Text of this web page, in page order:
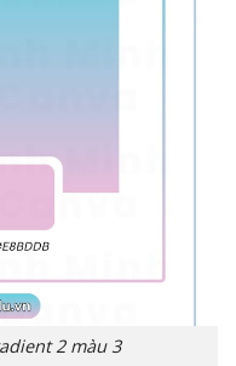
2 màu 3